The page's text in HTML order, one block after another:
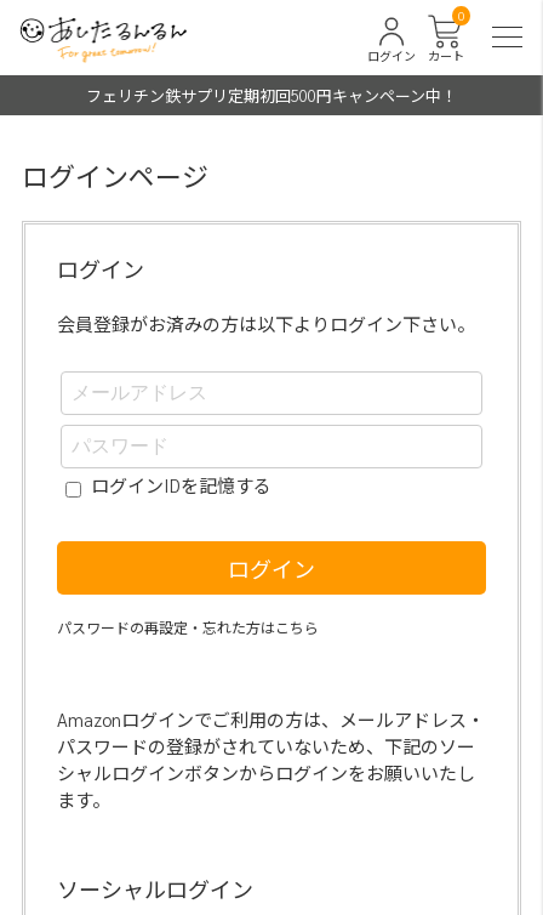
カート
0
ログイン
フェリチン鉄サプリ定期初回500円キャンペーン中！
ログインページ
ログイン
会員登録がお済みの方は以下よりログイン下さい。
ログインIDを記憶する
ログイン
パスワードの再設定・忘れた方はこちら
Amazonログインでご利用の方は、メールアドレス・
パスワードの登録がされていないため、下記のソー
シャルログインボタンからログインをお願いいたし
ます。
ソーシャルログイン